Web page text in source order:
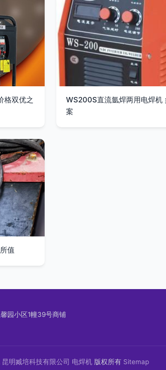
格双优之
WS200S直流氩焊两用电焊机
案
值
园小区1幢39号商铺
昆明臧培科技有限公司 电焊机 版权所有 Sitemap